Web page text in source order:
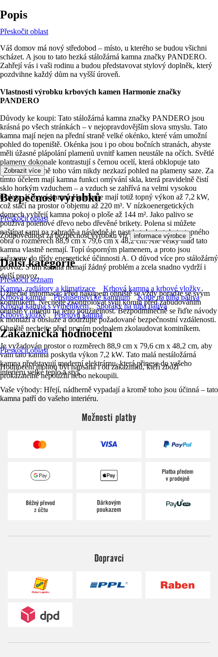
Popis
Přeskočit oblast
Váš domov má nový středobod – místo, u kterého se budou všichni
scházet. A jsou to tato hezká stáložárná kamna značky PANDERO.
Zahřejí vás i vaši rodinu a budou představovat stylový doplněk, který
pozdvihne každý dům na vyšší úroveň.
Vlastnosti výrobku krbových kamen Harmonie značky
PANDERO
Důvody ke koupi: Tato stáložárná kamna značky PANDERO jsou
krásná po všech stránkách – v nejopravdovějším slova smyslu. Tato
kamna mají nejen na přední straně velké okénko, které vám umožní
pohled do topeniště. Okénka jsou i po obou bočních stranách, abyste
měli úžasné plápolání plamenů uvnitř kamen neustále na očích. Světlé
plameny dokonale kontrastují s černou ocelí, která obklopuje tato
kamna. A kromě toho vám nikdy nezkazí pohled na plameny saze. Za
tímto účelem mají kamna funkci omývání skla, která pravidelně čistí
sklo horkým vzduchem – a vzduch se zahřívá na velmi vysokou
teplotu. Krbová kamna Harmonie mají totiž topný výkon až 7,2 kW,
což stačí na prostor o objemu až 220 m³. V nízkoenergetických
domech vyhřejí kamna pokoj o ploše až 144 m². Jako palivo se
používá polenové dřevo nebo dřevěné brikety. Polena si můžete
naštípat sami na zahradě a následně je nastrkat do do tohoto topného
obra o rozměrech 88,9 cm x 79,6 cm x 48,2 cm. Ale velký hlad tato
kamna vlastně nemají. Topí úsporným plamenem, a proto jsou
zařazeny do třídy energetické účinnosti A. O důvod více pro stáložárný
provoz. S tím kamna nemají žádný problém a zcela snadno vydrží i
delší provoz.
Užitečné informace: Před nákupem ohniště se vždy poraďte se svým
kominíkem. Nechejte zkontrolovat svůj komín před zabudováním
ohniště v ohledu na jeho použitelnost. Bezpodmínečně se řiďte návody
k montáži a obsluze a dodržujte požadované bezpečnostní vzdálenosti.
Ohniště nechejte před prvním podpalem zkolaudovat kominíkem.
Je vyžadován prostor o rozměrech 88,9 cm x 79,6 cm x 48,2 cm, aby
vám tato kamna poskytla výkon 7,2 kW. Tato malá nestáložárná
kamna představují moderní elektrárnu, která přinese do vašeho
interiéru velké teplo a styl.
Vaše výhody: Hřejí, nádherně vypadají a kromě toho jsou účinná – tato
kamna patří do vašeho interiéru.
Zobrazit více
Bezpečnost výrobků
Přeskočit oblast
Zodpovědnost za bezpečnost výrobku viz informace výrobce .
Další kategorie
Přeskočit seznam
Kamna, radiátory a klimatizace
Krbová kamna a krbové vložky
Krbová kamna
Příslušenství ke kamnům
Kotle na tuhá paliva
Krbová kamna s výměníkem
Sporáky na tuhá paliva
Krbové vložky
Peletová kamna
Zákaznická hodnocení
Přeskočit oblast
Hodnocení mohou být napsána i od zákazníků, kteří zboží
prokazatelně nepoužili nebo nekoupili.
Možnosti platby
Dopravci